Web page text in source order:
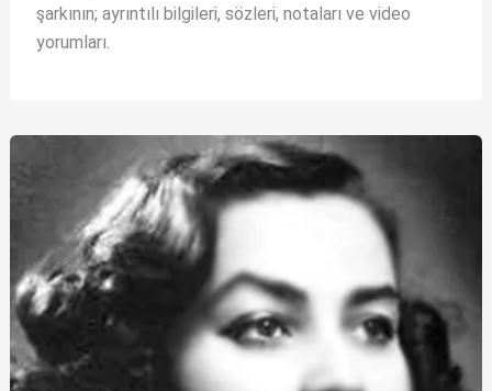
şarkının; ayrıntılı bilgileri, sözleri, notaları ve video
yorumları.